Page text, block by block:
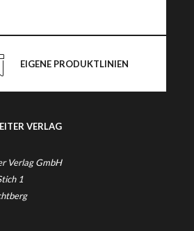
EIGENE PRODUKTLINIEN
VERLAG
Verlag GmbH
1